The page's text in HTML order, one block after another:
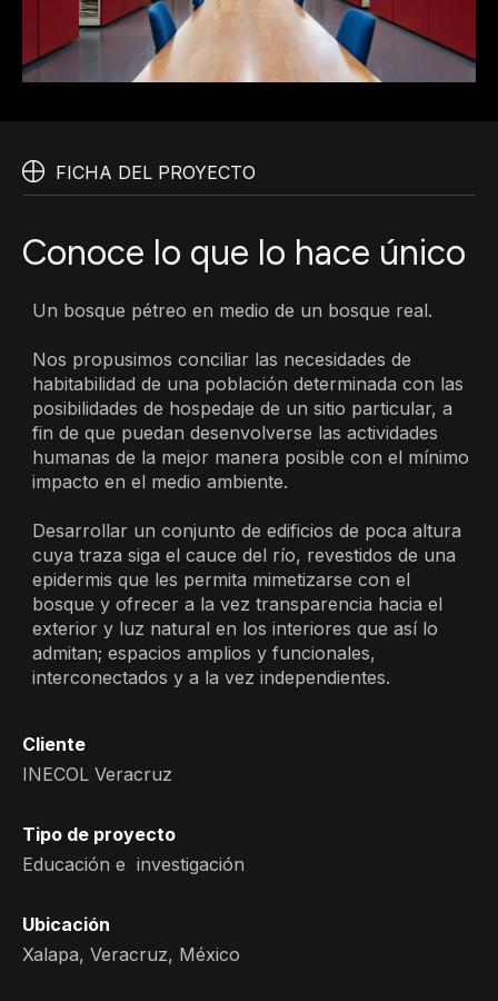
FICHA DEL PROYECTO
Conoce lo que lo hace único
Un bosque pétreo en medio de un bosque real.
Nos propusimos conciliar las necesidades de
habitabilidad de una población determinada con las
posibilidades de hospedaje de un sitio particular, a
fin de que puedan desenvolverse las actividades
humanas de la mejor manera posible con el mínimo
impacto en el medio ambiente.
Desarrollar un conjunto de edificios de poca altura
cuya traza siga el cauce del río, revestidos de una
epidermis que les permita mimetizarse con el
bosque y ofrecer a la vez transparencia hacia el
exterior y luz natural en los interiores que así lo
admitan; espacios amplios y funcionales,
interconectados y a la vez independientes.
Cliente
INECOL Veracruz
Tipo de proyecto
Educación e investigación
Ubicación
Xalapa, Veracruz, México